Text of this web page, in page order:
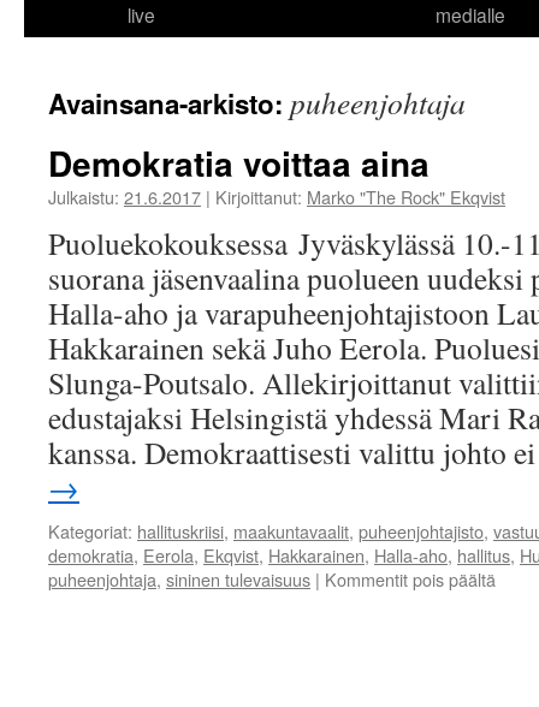
live
medialle
Avainsana-arkisto: puheenjohtaja
Demokratia voittaa aina
Julkaistu: 21.6.2017 | Kirjoittanut: Marko "The Rock" Ekqvist
Puoluekokouksessa Jyväskylässä 10.-
suorana jäsenvaalina puolueen uudeksi
Halla-aho ja varapuheenjohtajistoon
Hakkarainen sekä Juho Eerola.
Slunga-Poutsalo. Allekirjoittanut
edustajaksi Helsingistä yhdessä Mari
kanssa. Demokraattisesti valittu johto
→
Kategoriat: hallituskriisi, maakuntavaalit, puheenjohtajisto,
demokratia, Eerola, Ekqvist, Hakkarainen, Halla-aho, hallitus,
puheenjohtaja, sininen tulevaisuus | Kommentit pois päältä